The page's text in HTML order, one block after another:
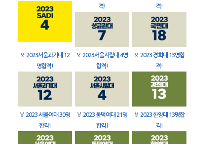
격!
격!
🏅 2023서울과기대 12
명합격!
🏅 2023서울시립대 4명
합격!
🏅 2023 경희대 13명합
격!
🏅 2023 서울여대 30명
합격!
🏅 2023 동덕여대 21명
합격!
🏅 2023 한양대 13명합
격!